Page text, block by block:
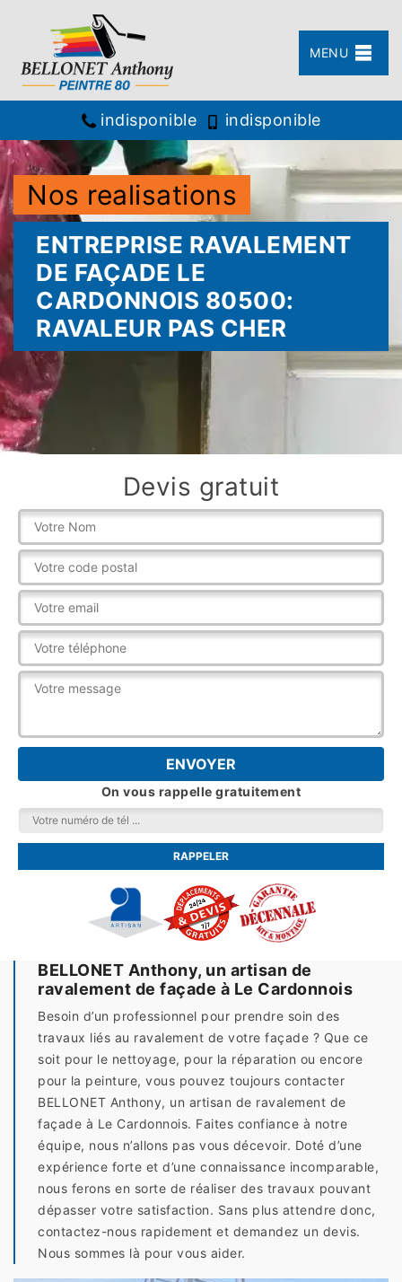
MENU
indisponible indisponible
Nos realisations
ENTREPRISE RAVALEMENT
DE FAÇADE LE
CARDONNOIS 80500:
RAVALEUR PAS CHER
Devis gratuit
On vous rappelle gratuitement
BELLONET Anthony, un artisan de
ravalement de façade à Le Cardonnois
Besoin d’un professionnel pour prendre soin des
travaux liés au ravalement de votre façade ? Que ce
soit pour le nettoyage, pour la réparation ou encore
pour la peinture, vous pouvez toujours contacter
BELLONET Anthony, un artisan de ravalement de
façade à Le Cardonnois. Faites confiance à notre
équipe, nous n’allons pas vous décevoir. Doté d’une
expérience forte et d’une connaissance incomparable,
nous ferons en sorte de réaliser des travaux pouvant
dépasser votre satisfaction. Sans plus attendre donc,
contactez-nous rapidement et demandez un devis.
Nous sommes là pour vous aider.